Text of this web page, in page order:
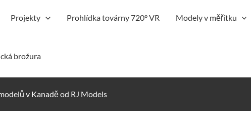
Projekty Prohlídka továrny 720° VR Modely v měřítku
brožura
v Kanadě od RJ Models